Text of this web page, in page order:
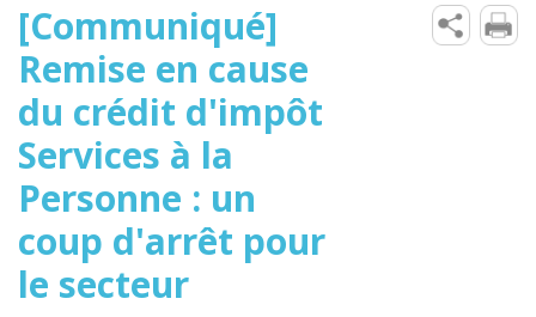
[Communiqué]
Remise en cause
du crédit d'impôt
Services à la
Personne : un
coup d'arrêt pour
le secteur